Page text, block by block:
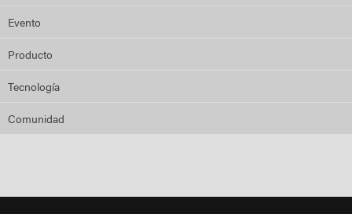
Evento
Producto
Tecnología
Comunidad